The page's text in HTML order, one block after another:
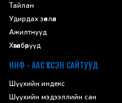
Тайлан
Удирдах зөвлөл
Ажилтнууд
Хөтөлбөрүүд
ННФ - ААС ҮҮССЭН САЙТУУД
Шүүхийн индекс
Шүүхийн мэдээллийн сан